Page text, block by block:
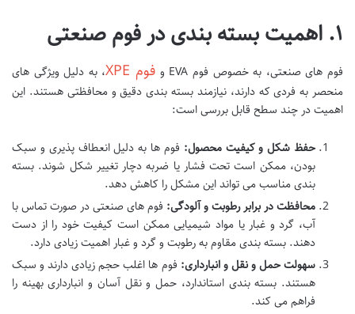
۱. اهمیت بسته بندی در فوم صنعتی
فوم های صنعتی، به خصوص فوم EVA و فوم XPE
، به دلیل ویژگی های
منحصر به فردی که دارند، نیازمند بسته بندی دقیق و محافظتی هستند. این
اهمیت در چند سطح قابل بررسی است:
حفظ شکل و کیفیت محصول: فوم ها به دلیل انعطاف پذیری و سبک
بودن، ممکن است تحت فشار یا ضربه دچار تغییر شکل شوند. بسته
بندی مناسب می تواند این مشکل را کاهش دهد.
محافظت در برابر رطوبت و آلودگی: فوم های صنعتی در صورت تماس با
آب، گرد و غبار یا مواد شیمیایی ممکن است کیفیت خود را از دست
دهند. بسته بندی مقاوم به رطوبت و گرد و غبار اهمیت زیادی دارد.
سهولت حمل و نقل و انبارداری: فوم ها اغلب حجم زیادی دارند و سبک
هستند. بسته بندی استاندارد، حمل و نقل آسان و انبارداری بهینه را
فراهم می کند.